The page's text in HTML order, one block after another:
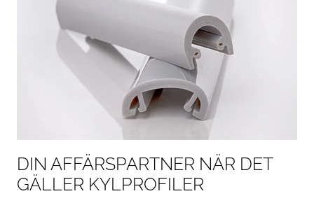
DIN AFFÄRSPARTNER NÄR DET
GÄLLER KYLPROFILER